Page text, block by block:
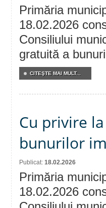
Primăria
18.02.2026
Consiliului
gratuită a
CITEŞTE MAI MULT...
Cu privire
bunurilor
Publicat: 18.02.2026
Primăria
18.02.2026